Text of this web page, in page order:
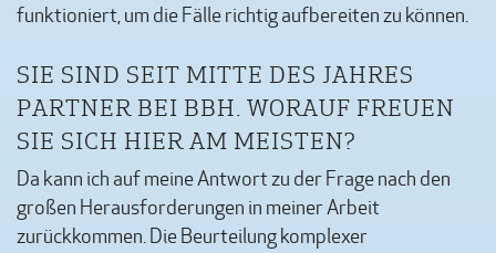
funktioniert, um die Fälle richtig aufbereiten zu können.
SIE SIND SEIT MITTE DES JAHRES
PARTNER BEI BBH. WORAUF FREUEN
SIE SICH HIER AM MEISTEN?
Da kann ich auf meine Antwort zu der Frage nach den
großen Herausforderungen in meiner Arbeit
zurückkommen. Die Beurteilung komplexer